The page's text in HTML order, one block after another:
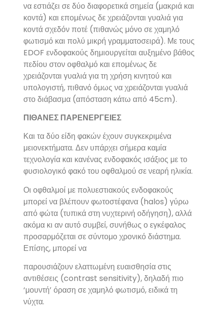
να εστιάζει σε δύο διαφορετικά σημεία (μακριά και
κοντά) και επομένως δε χρειάζονται γυαλιά για
κοντά σχεδόν ποτέ (πιθανώς μόνο σε χαμηλό
φωτισμό και πολύ μικρή γραμματοσειρά). Με τους
EDOF ενδοφακούς δημιουργείται αυξημένο βάθος
πεδίου στον οφθαλμό και επομένως δε
χρειάζονται γυαλιά για τη χρήση κινητού και
υπολογιστή, πιθανό όμως να χρειάζονται γυαλιά
στο διάβασμα (απόσταση κάτω από 45cm).
ΠΙΘΑΝΕΣ ΠΑΡΕΝΕΡΓΕΙΕΣ
Και τα δύο είδη φακών έχουν συγκεκριμένα
μειονεκτήματα. Δεν υπάρχει σήμερα καμία
τεχνολογία και κανένας ενδοφακός ισάξιος με το
φυσιολογικό φακό του οφθαλμού σε νεαρή ηλικία.
Οι οφθαλμοί με πολυεστιακούς ενδοφακούς
μπορεί να βλέπουν φωτοστέφανα (halos) γύρω
από φώτα (τυπικά στη νυχτερινή οδήγηση), αλλά
ακόμα κι αν αυτό συμβεί, συνήθως ο εγκέφαλος
προσαρμόζεται σε σύντομο χρονικό διάστημα.
Επίσης, μπορεί να
παρουσιάζουν ελαττωμένη ευαισθησία στις
αντιθέσεις (contrast sensitivity), δηλαδή πιο
‘μουντή’ όραση σε χαμηλό φωτισμό, ειδικά τη
νύχτα.